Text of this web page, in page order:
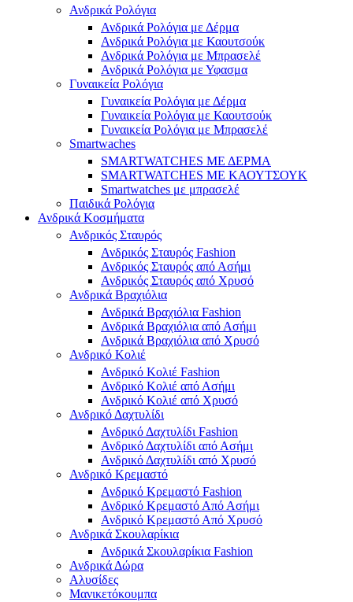
Ανδρικά Ρολόγια
Ανδρικά Ρολόγια με Δέρμα
Ανδρικά Ρολόγια με Καουτσούκ
Ανδρικά Ρολόγια με Μπρασελέ
Ανδρικά Ρολόγια με Υφασμα
Γυναικεία Ρολόγια
Γυναικεία Ρολόγια με Δέρμα
Γυναικεία Ρολόγια με Καουτσούκ
Γυναικεία Ρολόγια με Μπρασελέ
Smartwaches
SMARTWATCHES ΜΕ ΔΕΡΜΑ
SMARTWATCHES ΜΕ ΚΑΟΥΤΣΟΥΚ
Smartwatches με μπρασελέ
Παιδικά Ρολόγια
Ανδρικά Κοσμήματα
Ανδρικός Σταυρός
Ανδρικός Σταυρός Fashion
Ανδρικός Σταυρός από Ασήμι
Ανδρικός Σταυρός από Χρυσό
Ανδρικά Βραχιόλια
Ανδρικά Βραχιόλια Fashion
Ανδρικά Βραχιόλια από Ασήμι
Ανδρικά Βραχιόλια από Χρυσό
Ανδρικό Κολιέ
Ανδρικό Κολιέ Fashion
Ανδρικό Κολιέ από Ασήμι
Ανδρικό Κολιέ από Χρυσό
Ανδρικό Δαχτυλίδι
Ανδρικό Δαχτυλίδι Fashion
Ανδρικό Δαχτυλίδι από Ασήμι
Ανδρικό Δαχτυλίδι από Χρυσό
Ανδρικό Κρεμαστό
Ανδρικό Κρεμαστό Fashion
Ανδρικό Κρεμαστό Από Ασήμι
Ανδρικό Κρεμαστό Από Χρυσό
Ανδρικά Σκουλαρίκια
Ανδρικά Σκουλαρίκια Fashion
Ανδρικά Δώρα
Αλυσίδες
Μανικετόκουμπα